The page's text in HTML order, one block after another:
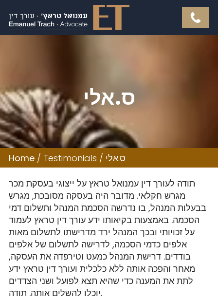
ס.אלי
Home / Testimonials / ס.אלי
תודה לעורך דין עמנואל טראץ על ייצוגי בעסקת מכר
מגרש חקלאי. מדובר היה בעסקה מסובכת, מגרש
בבעלות המנהל, בו נדרשה הסכמת המנהל ותשלום דמי
הסכמה. באמצעות בקיאותו ידע עורך דין טראץ לעמוד
על זכויותי ובכך המנהל ירד מדרישתו לתשלום מאות
אלפים כדמי הסכמה, לדרישה לתשלום של אלפים
בודדים. דרישת המנהל כמעט וטירפדה את העסקה,
מאחר והפכה אותה ללא כלכלית ועורך דין טראץ ידע
לתת את המענה כדי שהיא תצא לפועל ושני הצדדים
יוכלו להשלים אותה. תודה.